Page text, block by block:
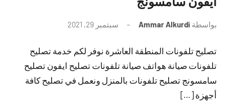
بواسطة Ammar Alkurdi سبتمبر 29, 2021
تعليقات
تصليح تلفونات المنطقة العاشرة نوفر لكم خدمة تصليح
تلفونات صيانة هواتف صيانة تلفونات تصليح ايفون تصليح
سامسونج تصليح تلفونات بالمنزل ونعمل في تصليح كافة
أجهزة […]